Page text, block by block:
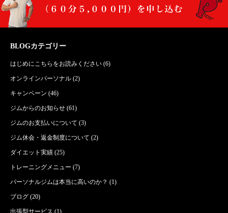
BLOGカテゴリー
はじめにこちらをお読みください (6)
オンラインパーソナル (2)
キャンペーン (46)
ジムからのお知らせ (61)
ジムのお支払いについて (3)
ジム休会・返金制度について (2)
ダイエット実績 (25)
トレーニングメニュー (7)
パーソナルジムは本当に高いのか？ (1)
ブログ (20)